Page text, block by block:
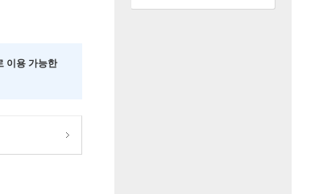
이용 가능한